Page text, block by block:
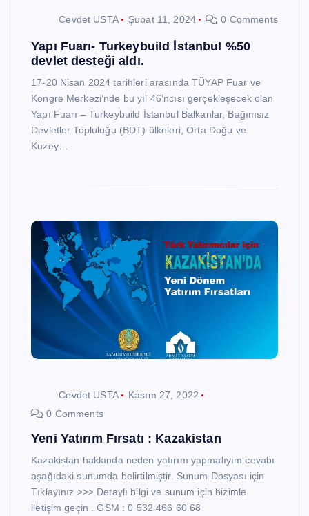
Cevdet USTA Şubat 11, 2024 0 Comments
Yapı Fuarı- Turkeybuild İstanbul %50
devlet desteği aldı.
17-20 Nisan 2024 tarihleri arasında TÜYAP Fuar ve
Kongre Merkezi’nde bu yıl 46’ncısı gerçekleşecek olan
Yapı Fuarı – Turkeybuild İstanbul Balkanlar, Bağımsız
Devletler Topluluğu (BDT) ülkeleri, Orta Doğu ve
Kuzey…
Cevdet USTA
Kasım 27, 2022
0 Comments
Yeni Yatırım Fırsatı : Kazakistan
Kazakistan hakkında neden yatırım yapmalıyım cevabı
aşağıdaki sunumda belirtilmiştir. Sunum Dosyası için
Tıklayınız >>> Detaylı bilgi ve sunum için bizimle
iletişim geçin . GSM : 0 532 466 60 68